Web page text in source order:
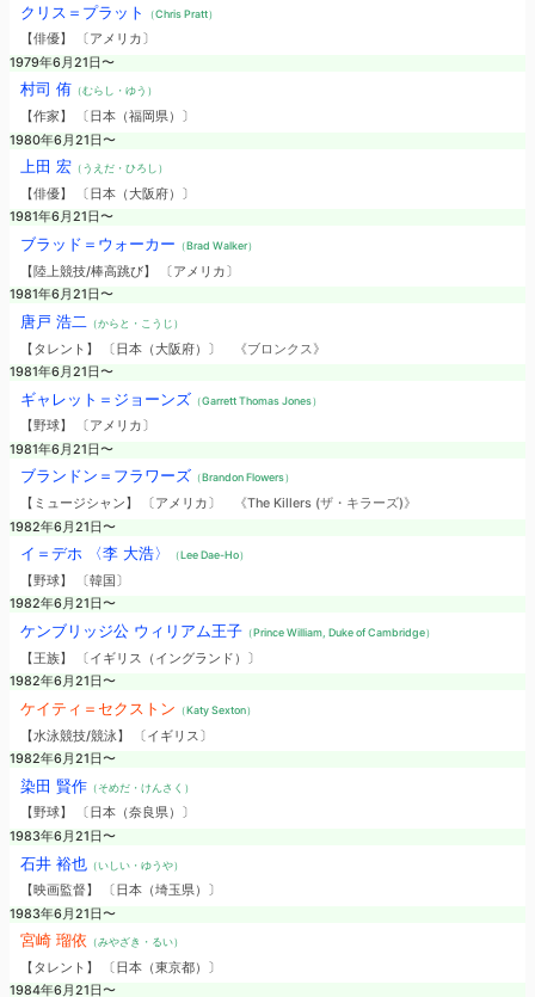
クリス＝プラット （Chris Pratt）
【俳優】 〔アメリカ〕
1979年6月21日〜
村司 侑 （むらし・ゆう）
【作家】 〔日本（福岡県）〕
1980年6月21日〜
上田 宏（うえだ・ひろし）
【俳優】 〔日本（大阪府）〕
1981年6月21日〜
ブラッド＝ウォーカー （Brad Walker）
【陸上競技/棒高跳び】 〔アメリカ〕
1981年6月21日〜
唐戸 浩二 （からと・こうじ）
【タレント】 〔日本（大阪府）〕
《ブロンクス》
1981年6月21日〜
ギャレット＝ジョーンズ （Garrett Thomas Jones）
【野球】 〔アメリカ〕
1981年6月21日〜
ブランドン＝フラワーズ （Brandon Flowers）
【ミュージシャン】 〔アメリカ〕
《The Killers (ザ・キラーズ)》
1982年6月21日〜
イ＝デホ 〈李 大浩〉 （Lee Dae-Ho）
【野球】 〔韓国〕
1982年6月21日〜
ケンブリッジ公 ウィリアム王子（Prince William, Duke of Cambridge）
【王族】 〔イギリス（イングランド）〕
1982年6月21日〜
ケイティ＝セクストン （Katy Sexton）
【水泳競技/競泳】 〔イギリス〕
1982年6月21日〜
染田 賢作（そめだ・けんさく）
【野球】 〔日本（奈良県）〕
1983年6月21日〜
石井 裕也（いしい・ゆうや）
【映画監督】 〔日本（埼玉県）〕
1983年6月21日〜
宮崎 瑠依 （みやざき・るい）
【タレント】 〔日本（東京都）〕
1984年6月21日〜